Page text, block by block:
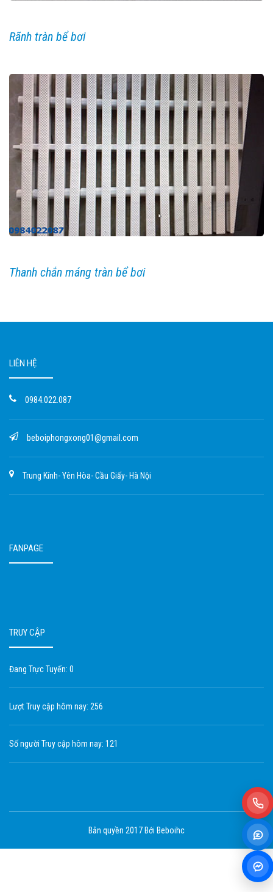
Rãnh tràn bể bơi
Thanh chắn máng tràn bể bơi
LIÊN HỆ
0984.022.087
beboiphongxong01@gmail.com
Trung Kính- Yên Hòa- Cầu Giấy- Hà Nội
FANPAGE
TRUY CẬP
Đang Trực Tuyến: 0
Lượt Truy cập hôm nay: 256
Số người Truy cập hôm nay: 121
Bản quyền 2017 Bới Beboihc